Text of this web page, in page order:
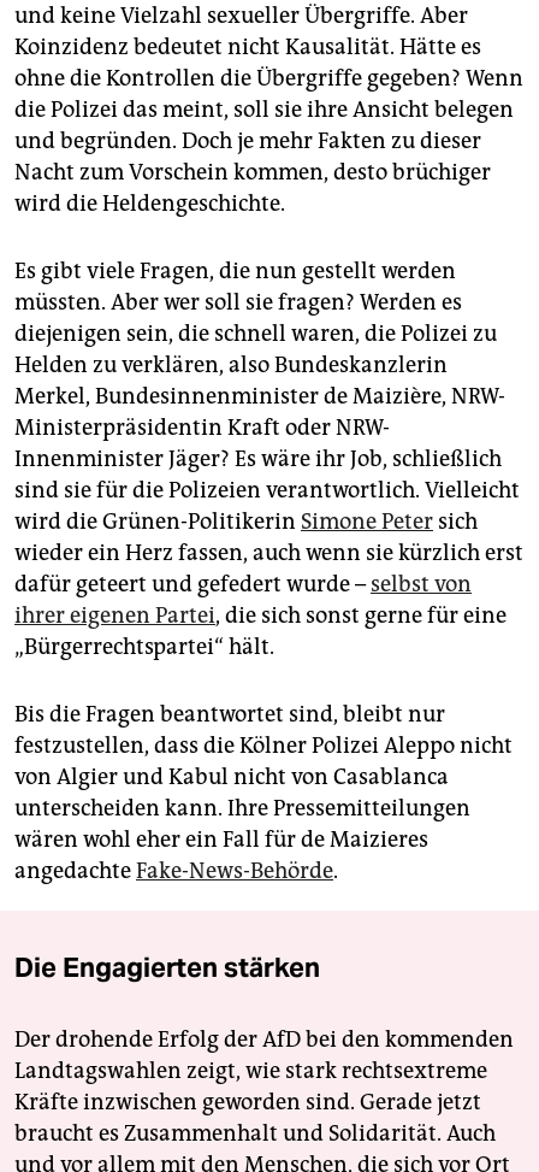
und keine Vielzahl sexueller Übergriffe. Aber
Koinzidenz bedeutet nicht Kausalität. Hätte es
ohne die Kontrollen die Übergriffe gegeben? Wenn
die Polizei das meint, soll sie ihre Ansicht belegen
und begründen. Doch je mehr Fakten zu dieser
Nacht zum Vorschein kommen, desto brüchiger
wird die Heldengeschichte.
Es gibt viele Fragen, die nun gestellt werden
müssten. Aber wer soll sie fragen? Werden es
diejenigen sein, die schnell waren, die Polizei zu
Helden zu verklären, also Bundeskanzlerin
Merkel, Bundesinnenminister de Maizière, NRW-
Ministerpräsidentin Kraft oder NRW-
Innenminister Jäger? Es wäre ihr Job, schließlich
sind sie für die Polizeien verantwortlich. Vielleicht
wird die Grünen-Politikerin Simone Peter sich
wieder ein Herz fassen, auch wenn sie kürzlich erst
dafür geteert und gefedert wurde –selbst von
ihrer eigenen Partei, die sich sonst gerne für eine
„Bürgerrechtspartei“ hält.
Bis die Fragen beantwortet sind, bleibt nur
festzustellen, dass die Kölner Polizei Aleppo nicht
von Algier und Kabul nicht von Casablanca
unterscheiden kann. Ihre Pressemitteilungen
wären wohl eher ein Fall für de Maizieres
angedachteFake-News-Behörde.
Die Engagierten stärken
Der drohende Erfolg der AfD bei den kommenden
Landtagswahlen zeigt, wie stark rechtsextreme
Kräfte inzwischen geworden sind. Gerade jetzt
braucht es Zusammenhalt und Solidarität. Auch
und vor allem mit den Menschen, die sich vor Ort